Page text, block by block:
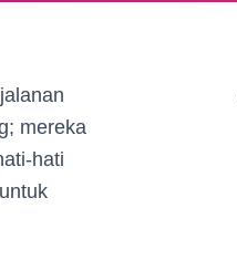
mereka
hati